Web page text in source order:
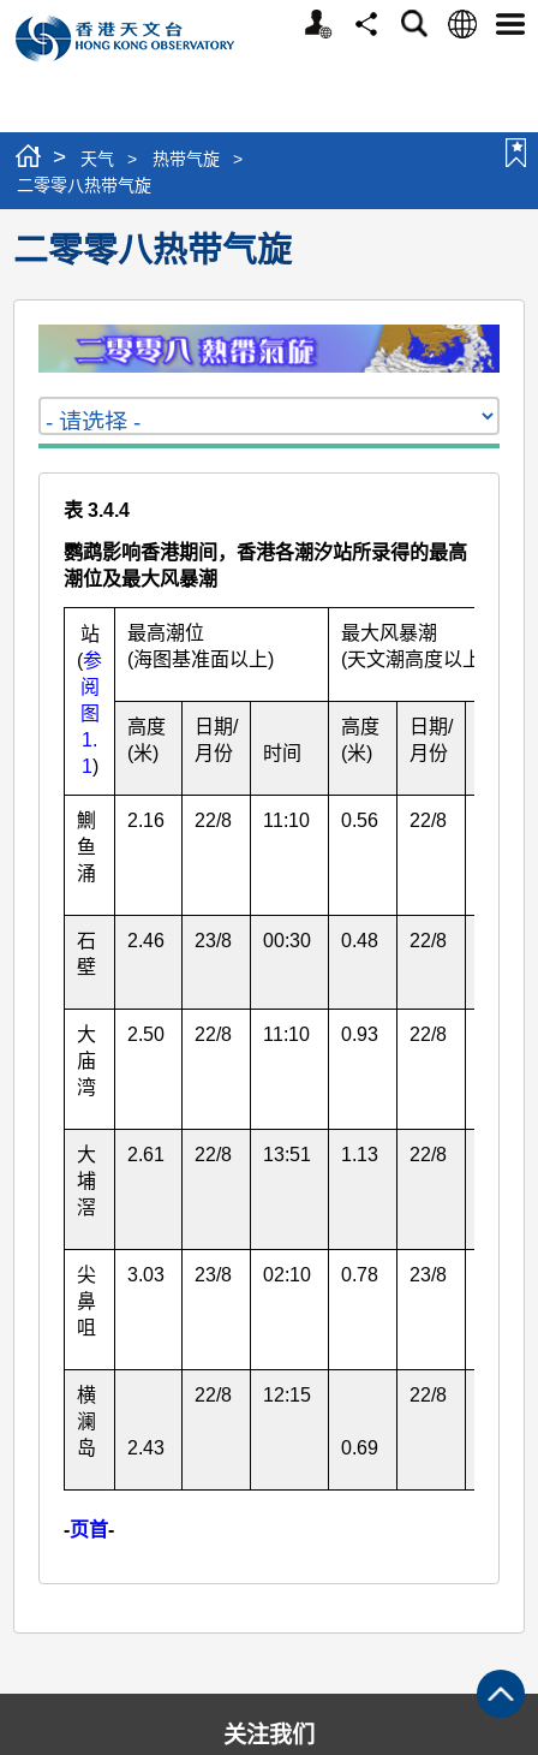
个
分
搜
语
选
> 天气 > 热带气旋
>
二零零八热带气旋
二零零八热带气旋
表 3.4.4
鹦鹉影响香港期间，香港各潮汐站所录得的最高
潮位及最大风暴潮
站
(参
阅
图
1.
1)
最高潮位
(海图基准面以上)
最大风暴潮
(天文潮高度以上)
高度
(米)
日期/
月份
时间
高度
(米)
日期/
月份
鰂
鱼
涌
2.16 22/8 11:10 0.56 22/8
石
壁
2.46 23/8 00:30 0.48 22/8
大
庙
湾
2.50 22/8 11:10 0.93 22/8
大
埔
滘
2.61 22/8 13:51 1.13 22/8
尖
鼻
咀
3.03 23/8 02:10 0.78 23/8
横
澜
岛
2.43
22/8 12:15
0.69
22/8
-页首-
关注我们